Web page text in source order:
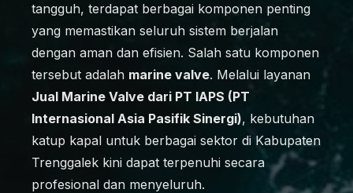
tangguh, terdapat berbagai komponen penting
yang memastikan seluruh sistem berjalan
dengan aman dan efisien. Salah satu komponen
tersebut adalah marine valve. Melalui layanan
Jual Marine Valve dari PT IAPS (PT
Internasional Asia Pasifik Sinergi), kebutuhan
katup kapal untuk berbagai sektor di Kabupaten
Trenggalek kini dapat terpenuhi secara
profesional dan menyeluruh.